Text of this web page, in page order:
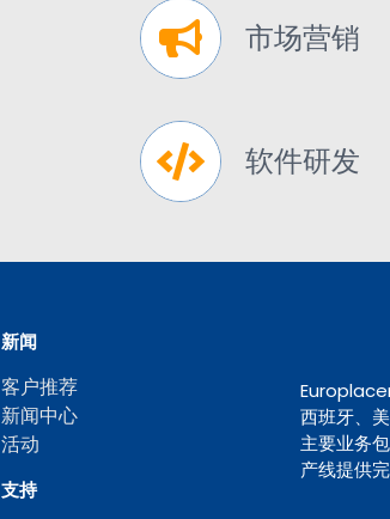
市场营销
软件研发
新闻
客户推荐
新闻中心
活动
支持
西班牙、
主要业务
产线提供